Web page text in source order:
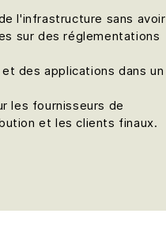
l'infrastructure sans avoir
sur des réglementations
des applications dans un
les fournisseurs de
et les clients finaux.